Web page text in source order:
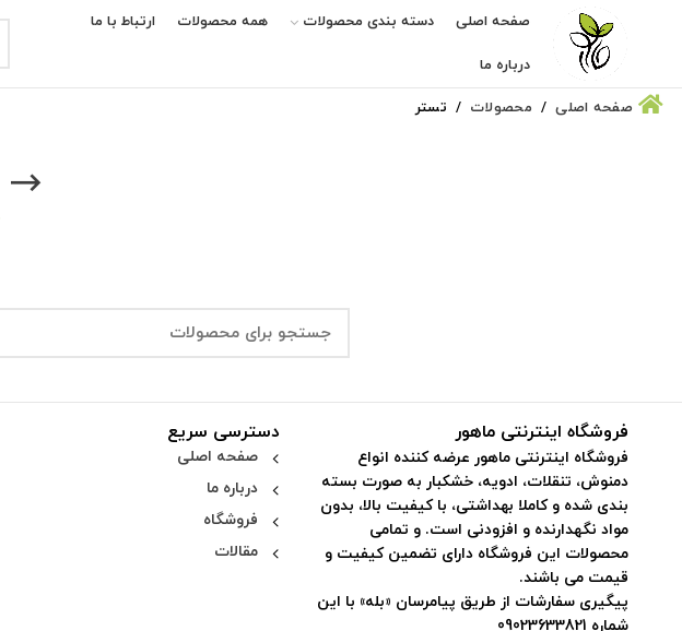
صفحه اصلی دسته بندی محصولات همه محصولات ارتباط با ما
درباره ما
صفحه اصلی محصولات تستر
دسترسی سریع
صفحه اصلی
درباره ما
فروشگاه
مقالات
فروشگاه اینترنتی ماهور
فروشگاه اینترنتی ماهور عرضه کننده انواع
دمنوش، تنقلات، ادویه، خشکبار به صورت بسته
بندی شده و کاملا بهداشتی، با کیفیت بالا، بدون
مواد نگهدارنده و افزودنی است. و تمامی
محصولات این فروشگاه دارای تضمین کیفیت و
قیمت می باشند.
پیگیری سفارشات از طریق پیامرسان «بله» با این
شماره 09023633821